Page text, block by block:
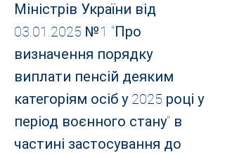
Міністрів України від
03.01.2025 №1 "Про
визначення порядку
виплати пенсій деяким
категоріям осіб у 2025 році у
період воєнного стану" в
частині застосування до